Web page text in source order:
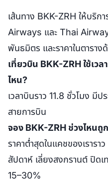
เส้นทาง BKK-ZRH ให้บริ
Airways และ Thai
พันธมิตร และราคาในตาราง
เที่ยวบิน BKK-ZRH ใช้เว
ไหน?
เวลาบินราว 11.8 ชั่วโมง มี
สายการบิน
จอง BKK-ZRH ช่วงไหนถู
ราคาต่ำสุดในแคชของเราร
สัปดาห์ เลี่ยงสงกรานต์ ปิด
15–30%